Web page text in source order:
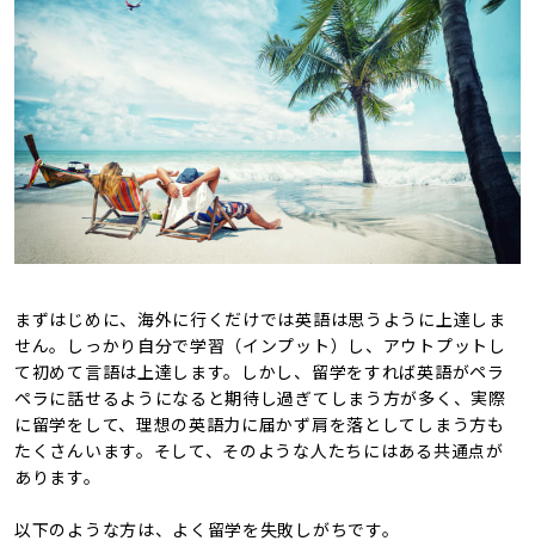
まずはじめに、海外に行くだけでは英語は思うように上達しま
せん。しっかり自分で学習（インプット）し、アウトプットし
て初めて言語は上達します。しかし、留学をすれば英語がペラ
ペラに話せるようになると期待し過ぎてしまう方が多く、実際
に留学をして、理想の英語力に届かず肩を落としてしまう方も
たくさんいます。そして、そのような人たちにはある共通点が
あります。
以下のような方は、よく留学を失敗しがちです。